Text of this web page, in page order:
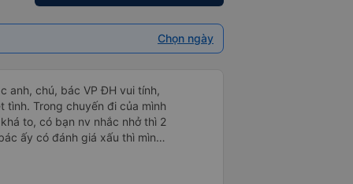
Chọn ngày
anh, chú, bác VP ĐH vui tính,
đi của mình
to, có bạn nv nhắc nhở thì 2
ấy có đánh giá xấu thì mình